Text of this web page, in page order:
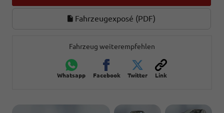
Fahrzeugexposé (PDF)
Fahrzeug weiterempfehlen
Whatsapp Facebook Twitter Link